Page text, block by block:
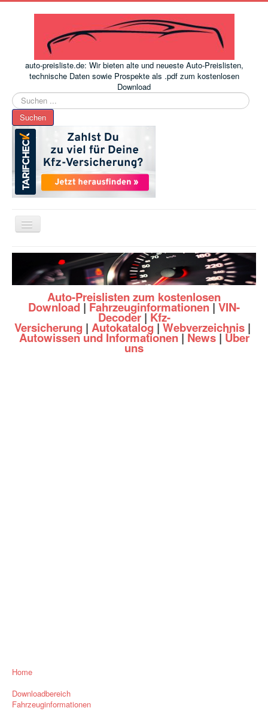
auto-preisliste.de: Wir bieten alte und neueste Auto-Preislisten,
technische Daten sowie Prospekte als .pdf zum kostenlosen
Download
Suchen
...
Suchen
Toggle
Navigation
www.auto-preisliste.de-Auto – Neupreis ermitteln einfach
Auto-Preislisten zum kostenlosen
Download | Fahrzeuginformationen | VIN-
Decoder| Kfz-
Versicherung | Autokatalog | Webverzeichnis |
Autowissen und Informationen| News| Über
uns
Home
Downloadbereich
Fahrzeuginformationen